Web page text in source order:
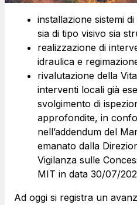
installazione sistemi
sia di tipo visivo sia
realizzazione di
idraulica e
rivalutazione della
interventi locali già
svolgimento di
approfondite, in
nell’addendum del
emanato dalla
Vigilanza sulle
MIT in data 30/07/
Ad oggi si registra un